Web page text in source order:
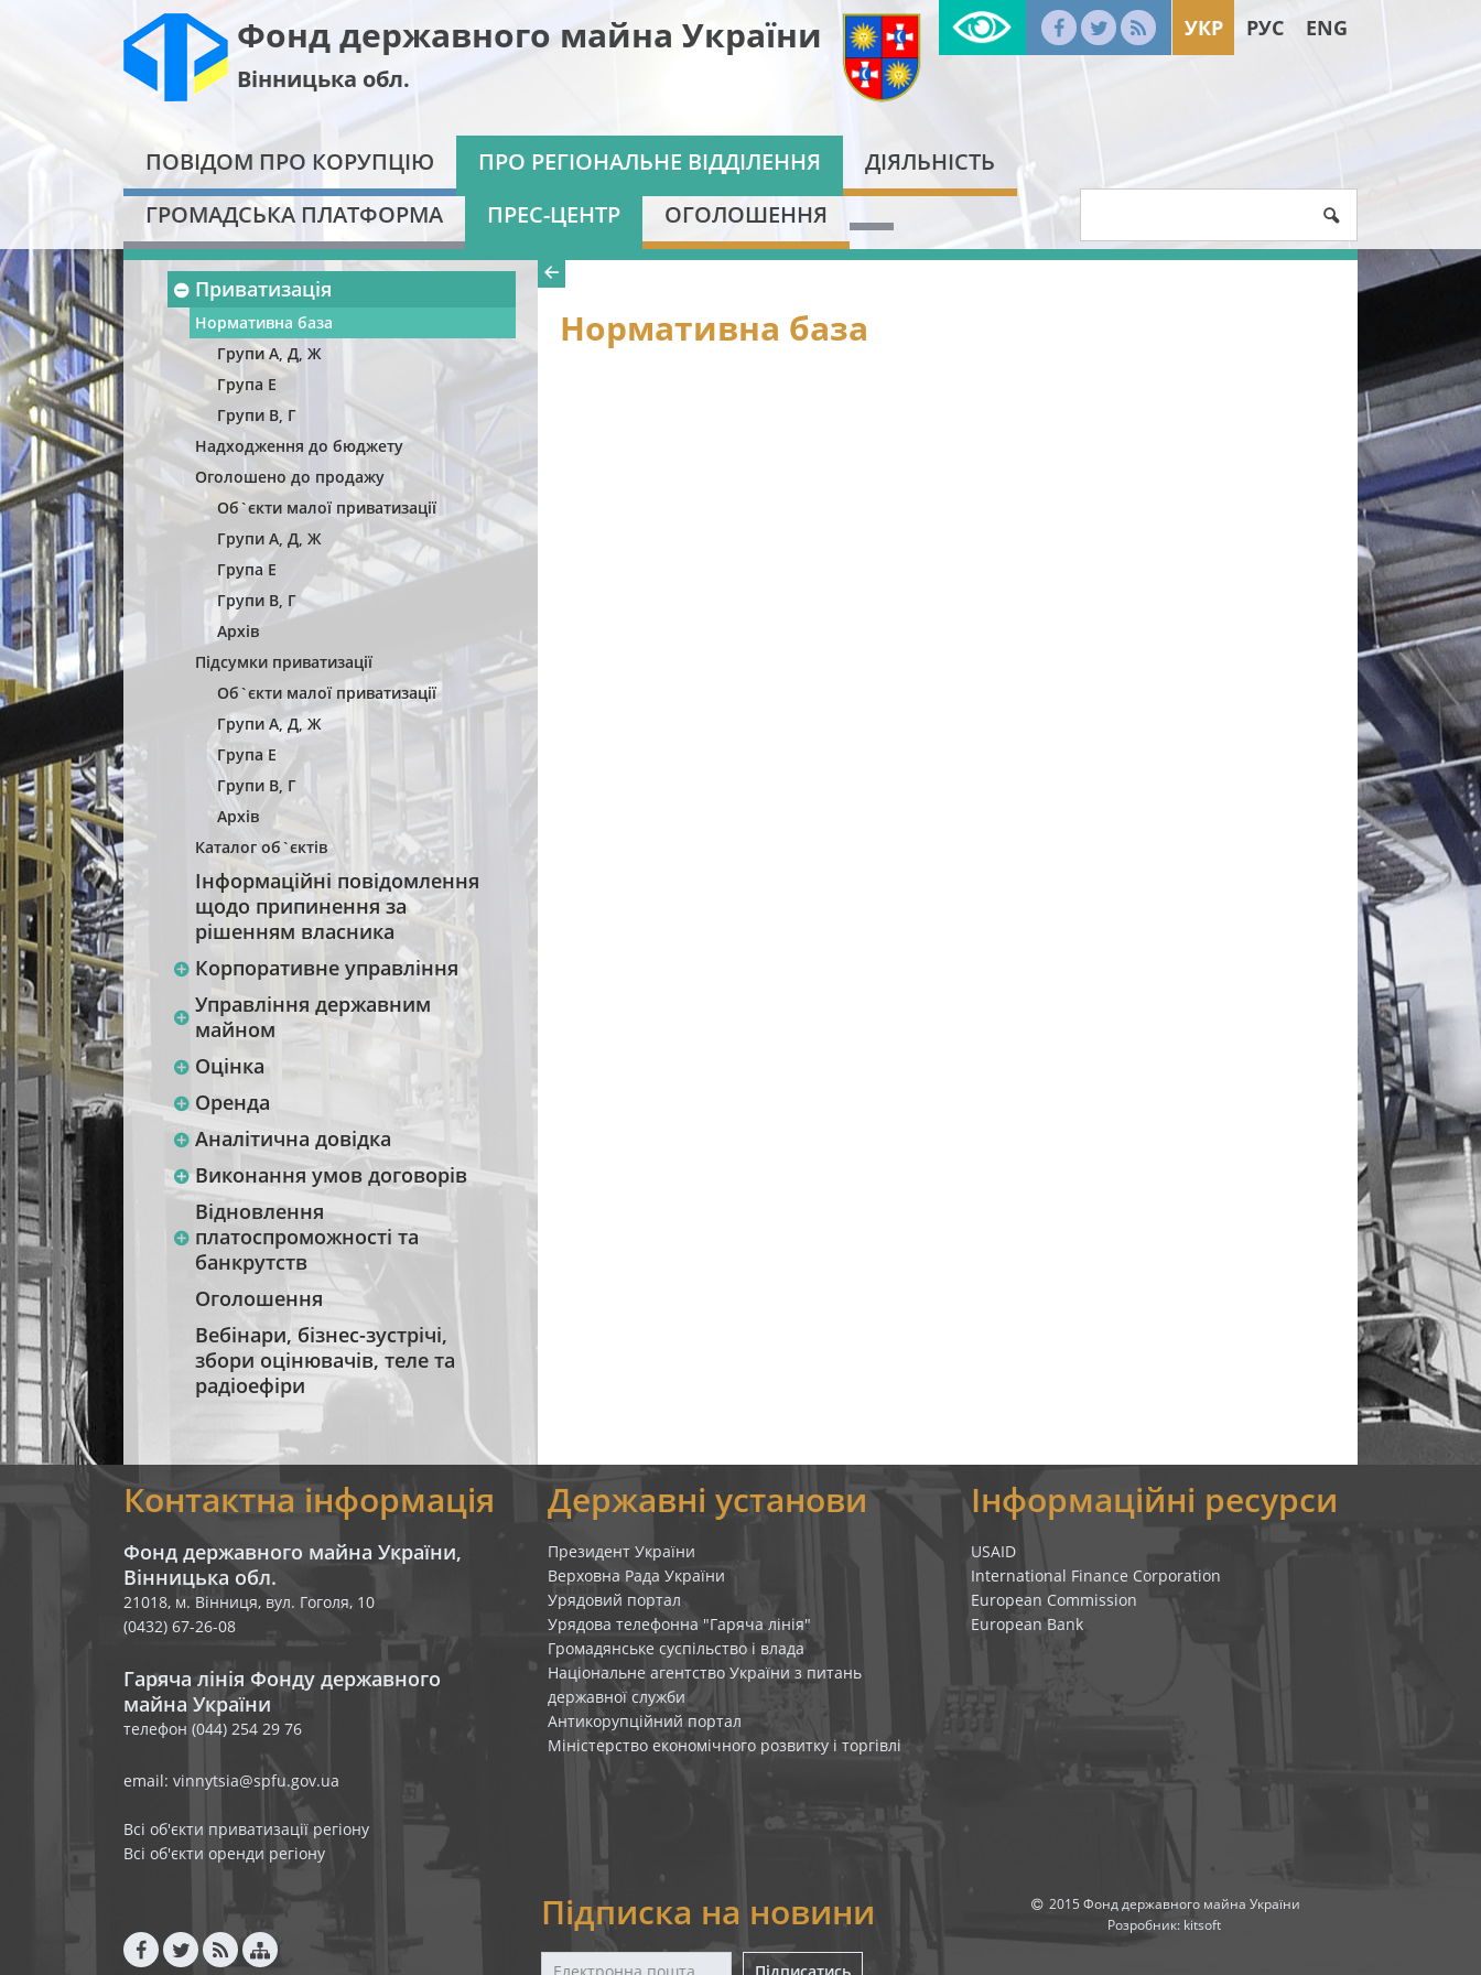
Фонд державного майна України
Вінницька обл.
УКР РУС ENG
ПОВІДОМ ПРО КОРУПЦІЮ ПРО РЕГІОНАЛЬНЕ ВІДДІЛЕННЯ
ДІЯЛЬНІСТЬ
ГРОМАДСЬКА ПЛАТФОРМА
ПРЕС-ЦЕНТР ОГОЛОШЕННЯ
Приватизація
Нормативна база
Групи А, Д, Ж
Група Е
Групи В, Г
Надходження до бюджету
Оголошено до продажу
Об`єкти малої приватизації
Групи А, Д, Ж
Група Е
Групи В, Г
Архів
Підсумки приватизації
Об`єкти малої приватизації
Групи А, Д, Ж
Група Е
Групи В, Г
Архів
Каталог об`єктів
Інформаційні повідомлення
щодо припинення за
рішенням власника
Корпоративне управління
Управління державним
майном
Оцінка
Оренда
Аналітична довідка
Виконання умов договорів
Відновлення
платоспроможності та
банкрутств
Оголошення
Вебінари, бізнес-зустрічі,
збори оцінювачів, теле та
радіоефіри
Нормативна база
Контактна інформація
Фонд державного майна України,
Вінницька обл.
21018, м. Вінниця, вул. Гоголя, 10
(0432) 67-26-08
Гаряча лінія Фонду державного
майна України
телефон (044) 254 29 76
email: vinnytsia@spfu.gov.ua
Всі об'єкти приватизації регіону
Всі об'єкти оренди регіону
Державні установи
Президент України
Верховна Рада України
Урядовий портал
Урядова телефонна "Гаряча лінія"
Громадянське суспільство і влада
Національне агентство України з питань
державної служби
Антикорупційний портал
Міністерство економічного розвитку і торгівлі
Інформаційні ресурси
USAID
International Finance Corporation
European Commission
European Bank
Підписка на новини
2015 Фонд державного майна України
Розробник: kitsoft